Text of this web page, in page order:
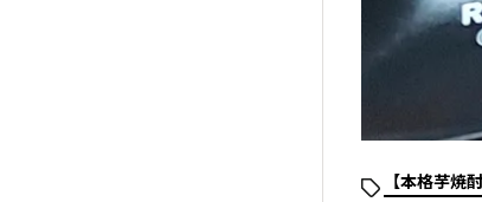
【本格芋焼